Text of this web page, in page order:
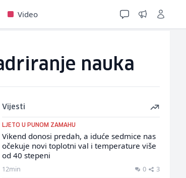
Video
nauka
Vijesti
LJETO U PUNOM ZAMAHU
Vikend donosi predah, a iduće sedmice nas
očekuje novi toplotni val i temperature više
od 40 stepeni
12min 0 3